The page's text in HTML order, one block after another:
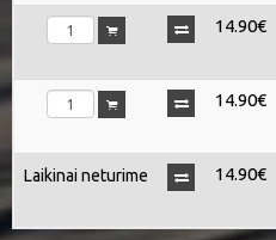
14.90€
14.90€
Laikinai neturime 14.90€